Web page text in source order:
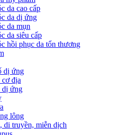
da cao cấp
da dị ứng
da mụn
da siêu cấp
hồi phục da tổn thương
dị ứng
địa
dị ứng
lông
di truyền, miễn dịch